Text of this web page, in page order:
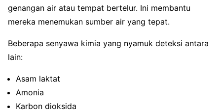
genangan air atau tempat bertelur. Ini membantu
mereka menemukan sumber air yang tepat.
Beberapa senyawa kimia yang nyamuk deteksi antara
lain:
Asam laktat
Amonia
Karbon dioksida